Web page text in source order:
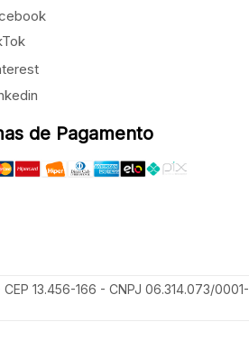
de Pagamento
13.456-166 - CNPJ 06.314.073/0001-